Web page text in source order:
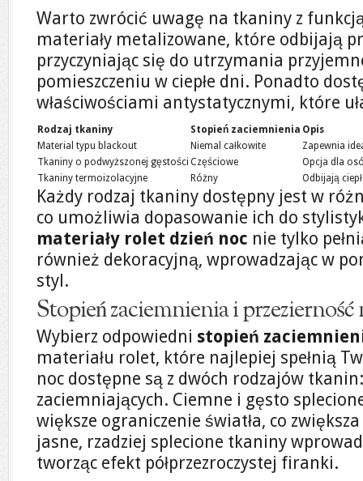
Warto zwrócić uwagę na tkaniny z
materiały metalizowane, które odbijają
przyczyniając się do utrzymania
pomieszczeniu w ciepłe dni. Ponadto
właściwościami antystatycznymi, które
Rodzaj tkaniny Stopień zaciemnienia Opis
Material typu blackout
Niemal całkowite
Zapewnia
Tkaniny o podwyższonej gęstości Częściowe
Opcja dla
Tkaniny termoizolacyjne
Różny Odbijają
Każdy rodzaj tkaniny dostępny jest w
co umożliwia dopasowanie ich do
materiały rolet dzień noc nie tylko
również dekoracyjną, wprowadzając w
styl.
Stopień zaciemnienia i przezierność
Wybierz odpowiedni stopień
materiału rolet, które najlepiej spełnią
noc dostępne są z dwóch rodzajów
zaciemniających. Ciemne i gęsto
większe ograniczenie światła, co
jasne, rzadziej splecione tkaniny
tworząc efekt półprzezroczystej firanki.